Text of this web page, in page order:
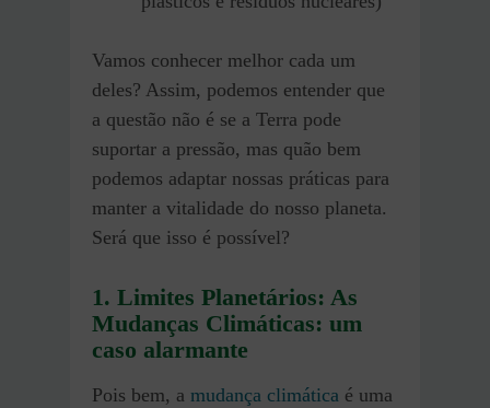
Vamos conhecer melhor cada um
deles? Assim, podemos entender que
a questão não é se a Terra pode
suportar a pressão, mas quão bem
podemos adaptar nossas práticas para
manter a vitalidade do nosso planeta.
Será que isso é possível?
1. Limites Planetários: As
Mudanças Climáticas: um
caso alarmante
Pois bem, a mudança climática é uma